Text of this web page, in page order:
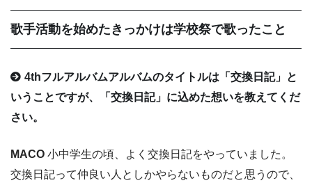
歌手活動を始めたきっかけは学校祭で歌ったこと
4thフルアルバムアルバムのタイトルは「交換日記」と
いうことですが、「交換日記」に込めた想いを教えてくだ
さい。
MACO 小中学生の頃、よく交換日記をやっていました。
交換日記って仲良い人としかやらないものだと思うので、